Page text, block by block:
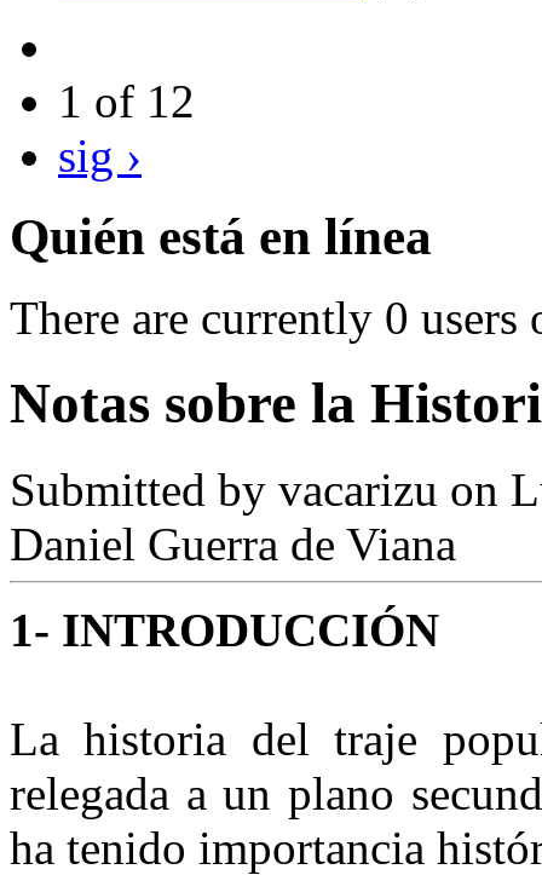
1 of 12
sig ›
Quién está en línea
There are currently 0 users
Notas sobre la
Submitted by vacarizu on
Daniel Guerra de Viana
1- INTRODUCCIÓN
La historia del traje
relegada a un plano
ha tenido importancia